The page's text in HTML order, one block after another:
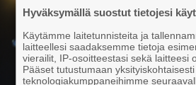
Hyväksymällä suostut tietojesi
Käytämme laitetunnisteita ja
laitteellesi saadaksemme tietoja
vierailit, IP-osoitteestasi sekä laitteesi
Pääset tutustumaan
teknologiakumppaneihimme